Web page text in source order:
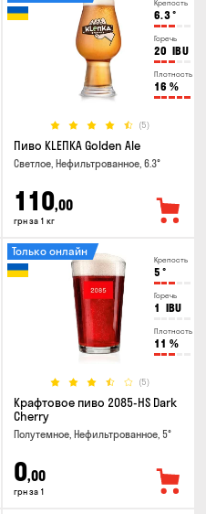
Крепость
6.3°
Горечь
20 IBU
Плотность
16 %
(5)
Пиво KLEПКА Golden Ale
Светлое, Нефильтрованное, 6.3°
110,00
грн за 1 кг
Крепость
5 °
Горечь
1 IBU
Плотность
11 %
(5)
Только онлайн
Крафтовое пиво 2085-HS Dark
Cherry
Полутемное, Нефильтрованное, 5°
0,00
грн за 1